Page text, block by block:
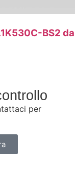
BS2 da
per